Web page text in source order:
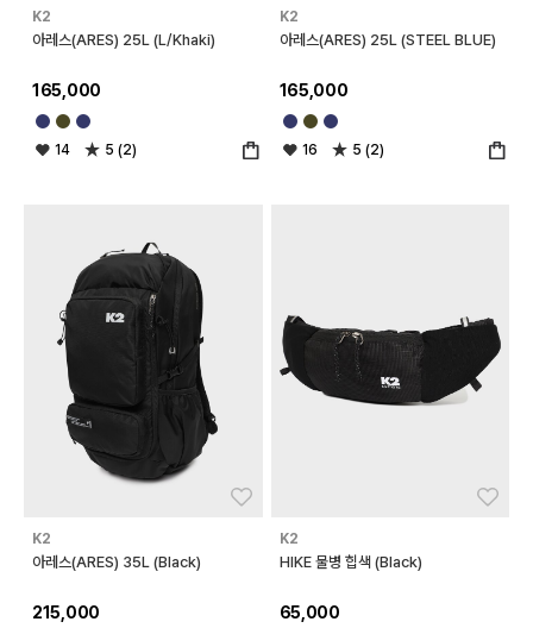
K2
아레스(ARES) 25L (L/Khaki)
165,000
14 5 (2)
K2
아레스(ARES) 25L (STEEL BLUE)
165,000
16 5 (2)
K2
아레스(ARES) 35L (Black)
215,000
K2
HIKE 물병 힙색 (Black)
65,000